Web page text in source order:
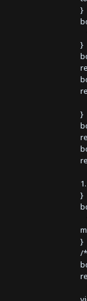
}
}
}
}
}
/